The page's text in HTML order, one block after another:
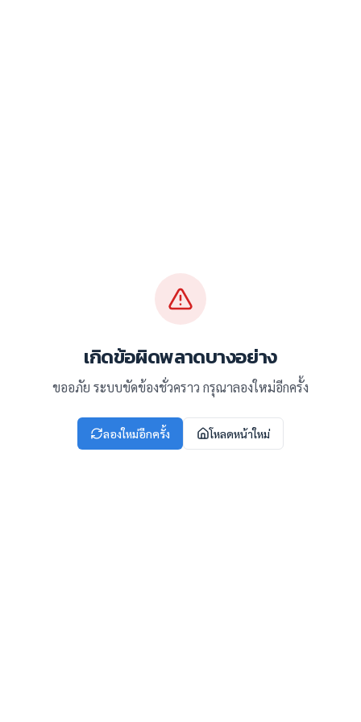
เกิดข้อผิดพลาดบางอย่าง
ขออภัย ระบบขัดข้องชั่วคราว กรุณาลองใหม่อีกครั้ง
ลองใหม่อีกครั้ง โหลดหน้าใหม่